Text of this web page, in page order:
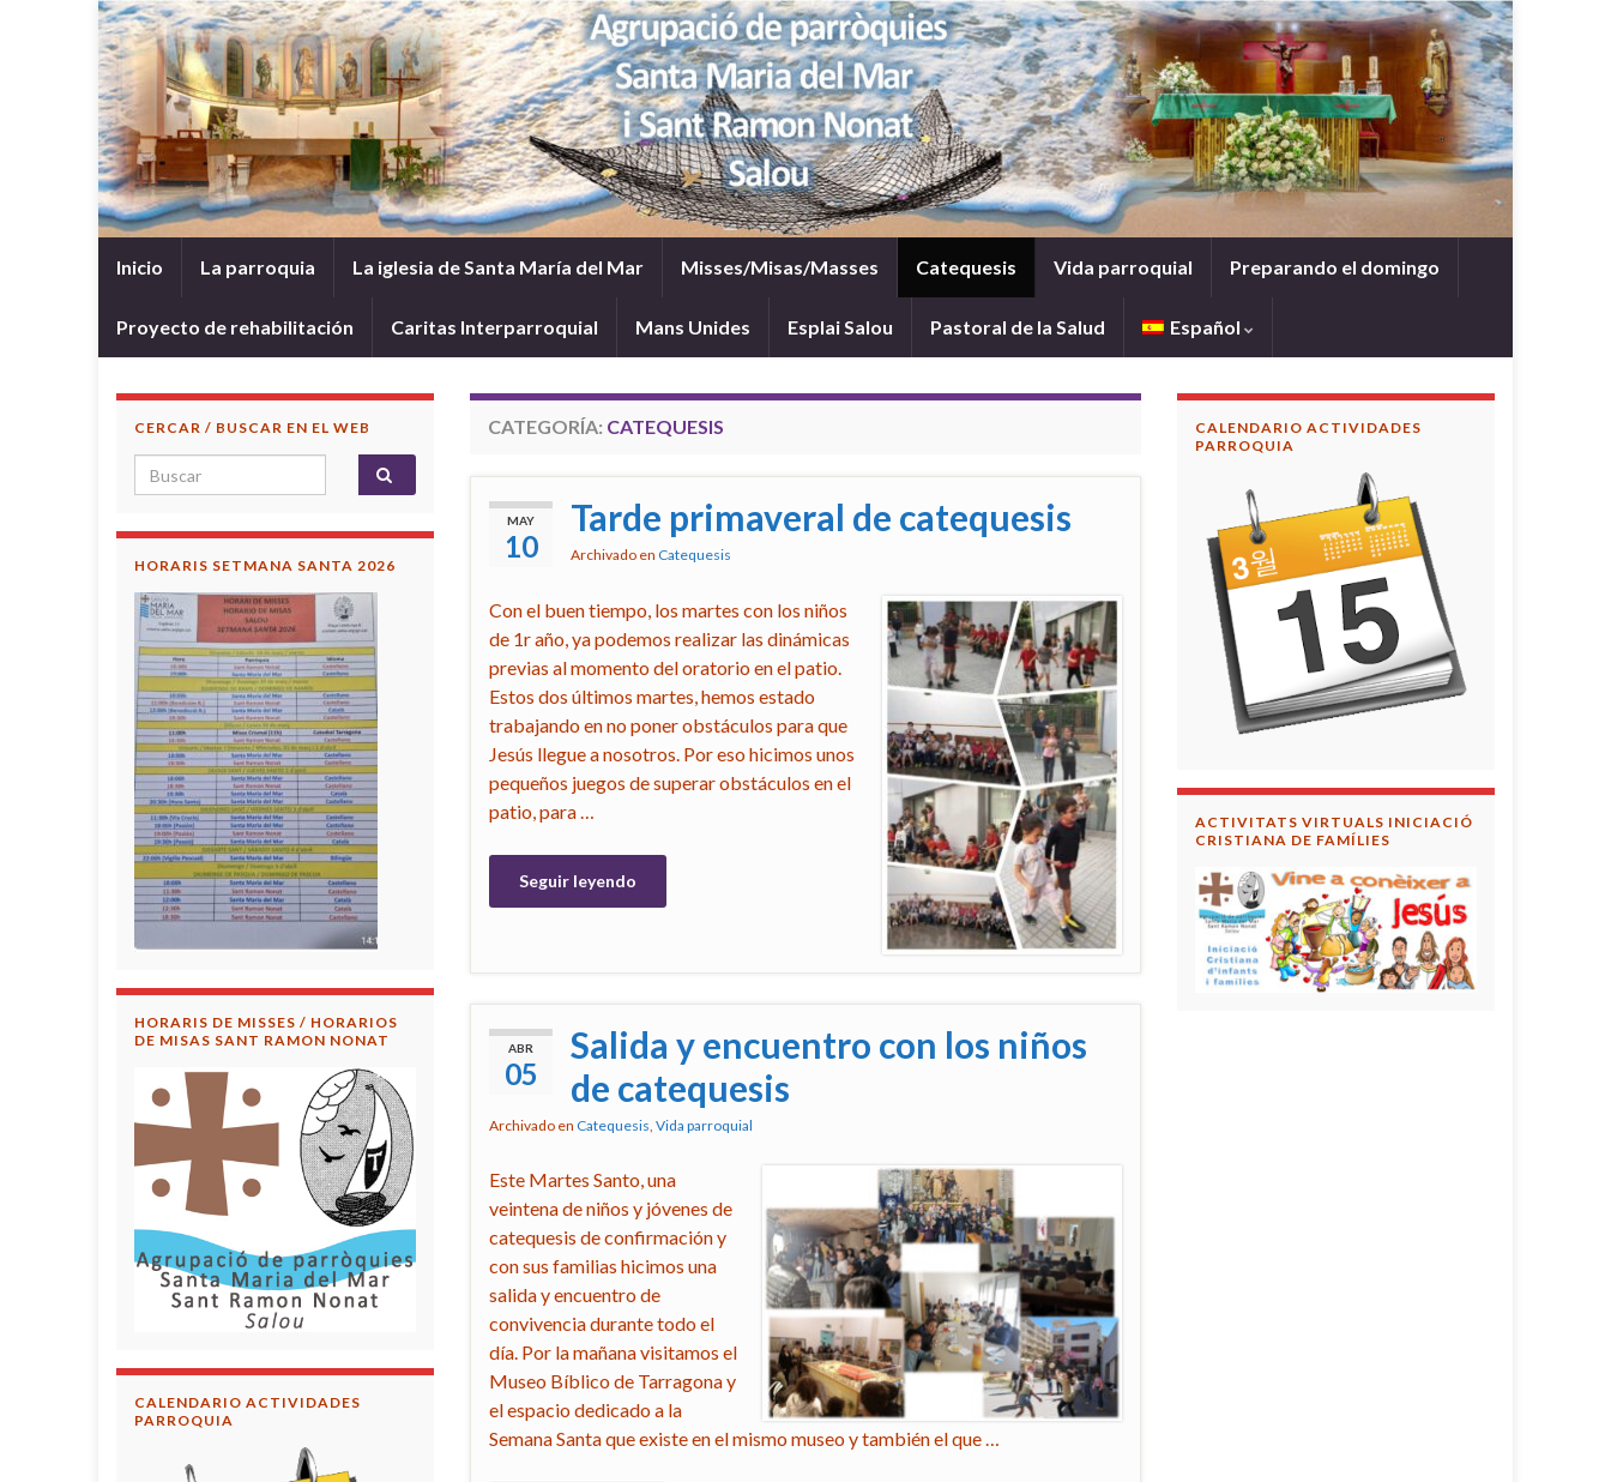
Inicio La parroquia La iglesia de Santa María del Mar Misses/Misas/Masses Catequesis Vida parroquial Preparando el domingo
Proyecto de rehabilitación Caritas Interparroquial Mans Unides Esplai Salou Pastoral de la Salud Español
CERCAR / BUSCAR EN EL WEB
Search for:
HORARIS SETMANA SANTA 2026
HORARIS DE MISSES / HORARIOS
DE MISAS SANT RAMON NONAT
CALENDARIO ACTIVIDADES
PARROQUIA
CATEGORÍA: CATEQUESIS
MAY
10
Tarde primaveral de catequesis
Archivado en Catequesis
Con el buen tiempo, los martes con los niños
de 1r año, ya podemos realizar las dinámicas
previas al momento del oratorio en el patio.
Estos dos últimos martes, hemos estado
trabajando en no poner obstáculos para que
Jesús llegue a nosotros. Por eso hicimos unos
pequeños juegos de superar obstáculos en el
patio, para …
Seguir leyendo
ABR
05
Salida y encuentro con los niños
de catequesis
Archivado en Catequesis, Vida parroquial
Este Martes Santo, una
veintena de niños y jóvenes de
catequesis de confirmación y
con sus familias hicimos una
salida y encuentro de
convivencia durante todo el
día. Por la mañana visitamos el
Museo Bíblico de Tarragona y
el espacio dedicado a la
Semana Santa que existe en el mismo museo y también el que …
CALENDARIO ACTIVIDADES
PARROQUIA
ACTIVITATS VIRTUALS INICIACIÓ
CRISTIANA DE FAMÍLIES